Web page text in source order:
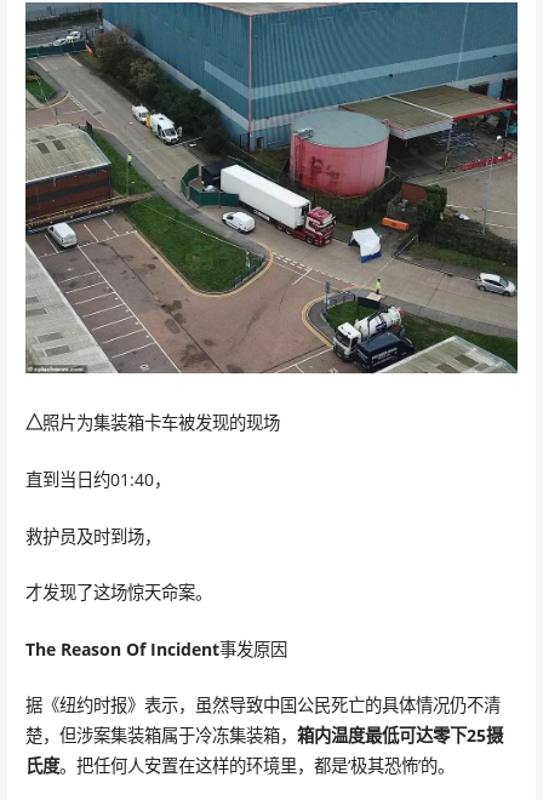
△照片为集装箱卡车被发现的现场
直到当日约01:40，
救护员及时到场，
才发现了这场惊天命案。
The Reason Of Incident事发原因
据《纽约时报》表示，虽然导致中国公民死亡的具体情况仍不清
楚，但涉案集装箱属于冷冻集装箱， 箱内温度最低可达零下25摄
氏度。把任何人安置在这样的环境里，都是‘极其恐怖’的。